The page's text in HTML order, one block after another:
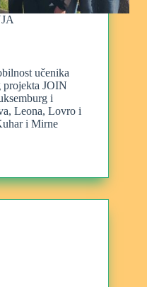
učenika
projekta JOIN
i
Leona, Lovro i
i Mirne